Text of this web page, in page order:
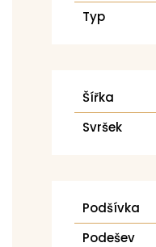
Typ
Šířka
Svršek
Podšívka
Podešev